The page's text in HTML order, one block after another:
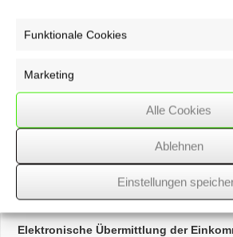
Funktionale Cookies
Marketing
Alle Cookies
Ablehnen
Einstellungen
wssk-admin
RelatedPosts
Einführung einer
Verschulden des Arbeitnehmers–
im Krankheitsfall
Elektronische Übermittlung der